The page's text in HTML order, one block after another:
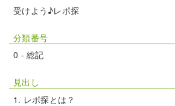
受けよう♪レポ探
分類番号
0 - 総記
見出し
レポ探とは？